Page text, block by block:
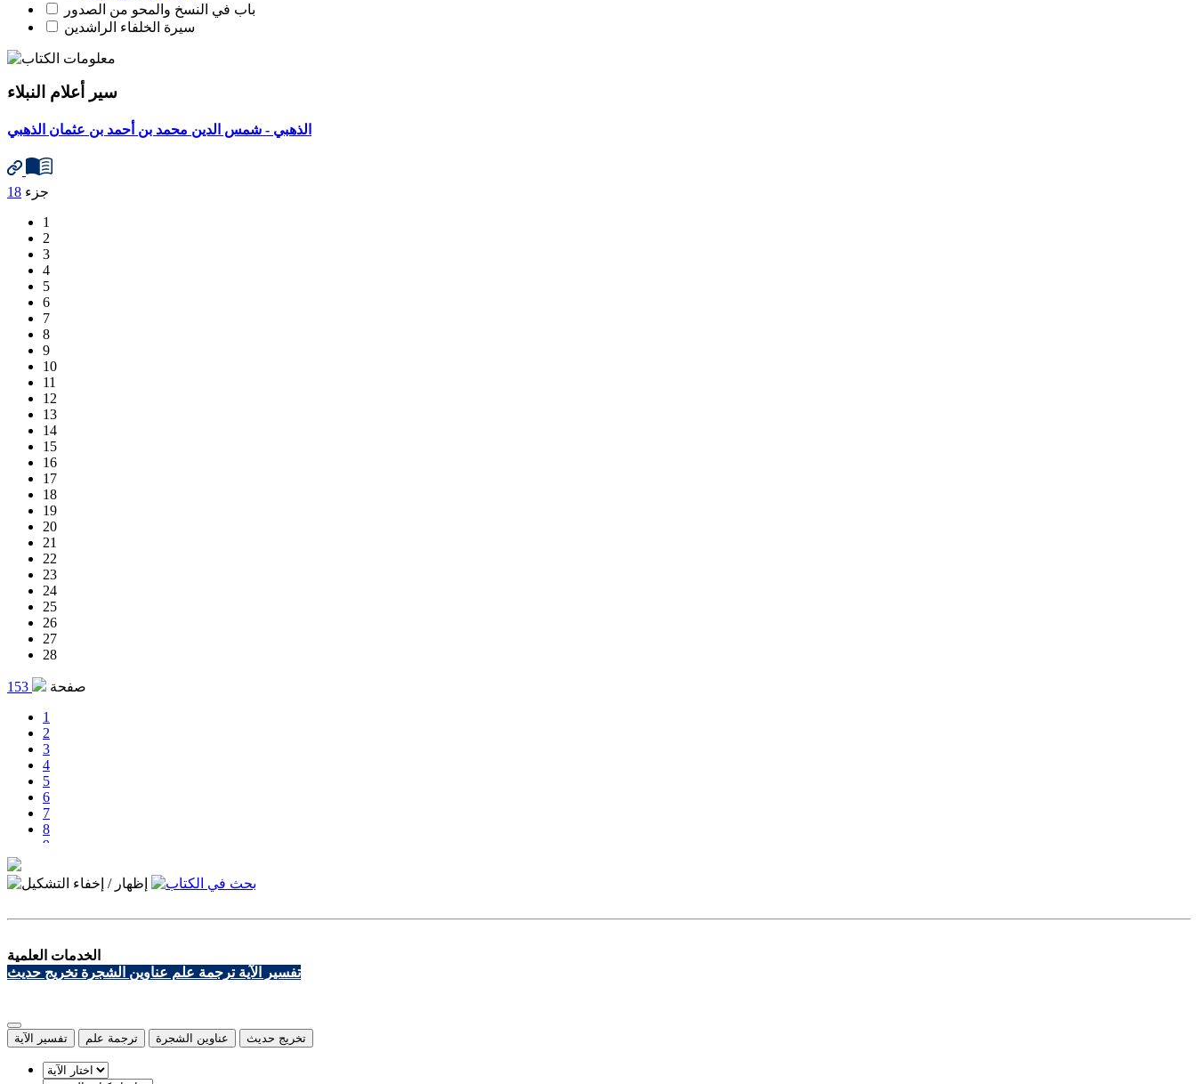
باب في النسخ والمحو من الصدور
سيرة الخلفاء الراشدين
سير أعلام النبلاء
الذهبي - شمس الدين محمد بن أحمد بن عثمان الذهبي
جزء 18
1
2
3
4
5
6
7
8
9
10
11
12
13
14
15
16
17
18
19
20
21
22
23
24
25
26
27
28
صفحة
153
1
2
3
4
5
6
7
8
9
11
12
16
17
21
23
الخدمات العلمية
تفسير الآية ترجمة علم عناوين الشجرة تخريج حديث
تفسير الآية ترجمة علم عناوين الشجرة تخريج حديث